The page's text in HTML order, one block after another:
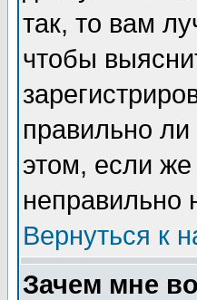
так, то вам
чтобы
правильно
этом, если
неправильно
Вернуться к
Зачем мне